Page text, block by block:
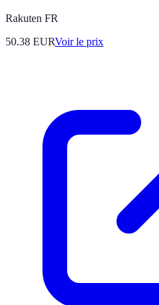
Rakuten FR
50.38 EURVoir le prix